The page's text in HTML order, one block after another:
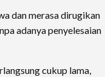
dan merasa dirugikan
adanya penyelesaian
cukup lama,